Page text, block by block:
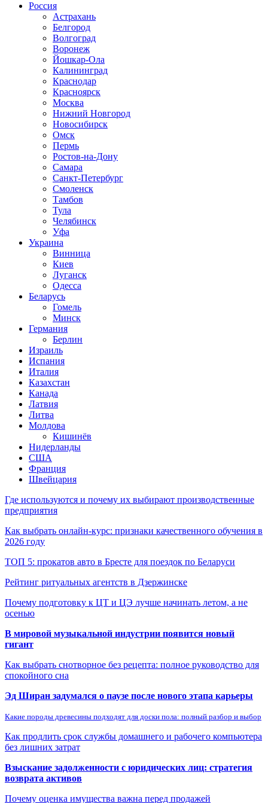
Россия
Астрахань
Белгород
Волгоград
Воронеж
Йошкар-Ола
Калининград
Краснодар
Красноярск
Москва
Нижний Новгород
Новосибирск
Омск
Пермь
Ростов-на-Дону
Самара
Санкт-Петербург
Смоленск
Тамбов
Тула
Челябинск
Уфа
Украина
Винница
Киев
Луганск
Одесса
Беларусь
Гомель
Минск
Германия
Берлин
Израиль
Испания
Италия
Казахстан
Канада
Латвия
Литва
Молдова
Кишинёв
Нидерланды
США
Франция
Швейцария
Где используются и почему их выбирают производственные
предприятия
Как выбрать онлайн-курс: признаки качественного обучения в
2026 году
ТОП 5: прокатов авто в Бресте для поездок по Беларуси
Рейтинг ритуальных агентств в Дзержинске
Почему подготовку к ЦТ и ЦЭ лучше начинать летом, а не
осенью
В мировой музыкальной индустрии появится новый
гигант
Как выбрать снотворное без рецепта: полное руководство для
спокойного сна
Эд Ширан задумался о паузе после нового этапа карьеры
Какие породы древесины подходят для доски пола: полный разбор и выбор
Как продлить срок службы домашнего и рабочего компьютера
без лишних затрат
Взыскание задолженности с юридических лиц: стратегия
возврата активов
Почему оценка имущества важна перед продажей